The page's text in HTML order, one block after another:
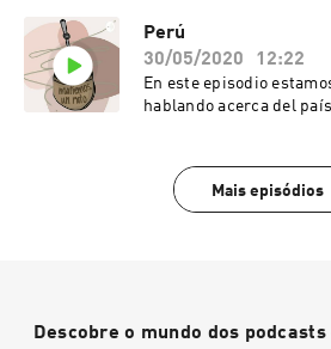
Perú
30/05/2020
12:22
En este episodio
hablando acerca del
Mais episódios
Descobre o mundo dos